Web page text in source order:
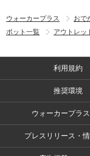
ウォーカープラス おで
ポット一覧
アウトレッ
利用規約
推奨環境
ウォーカープラ
プレスリリース・